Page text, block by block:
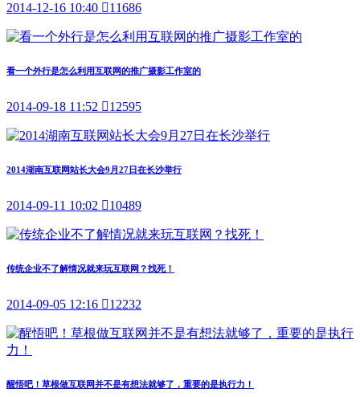
2014-12-16 10:40 11686
看一个外行是怎么利用互联网的推广摄影工作室的
2014-09-18 11:52 12595
2014湖南互联网站长大会9月27日在长沙举行
2014-09-11 10:02 10489
传统企业不了解情况就来玩互联网？找死！
2014-09-05 12:16 12232
醒悟吧！草根做互联网并不是有想法就够了，重要的是执行力！